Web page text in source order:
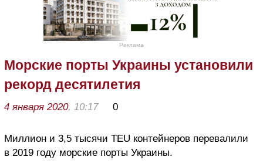
Реклама
Морские порты Украины установили
рекорд десятилетия
4 января 2020, 10:17 0
Миллион и 3,5 тысячи TEU контейнеров перевалили
в 2019 году морские порты Украины.